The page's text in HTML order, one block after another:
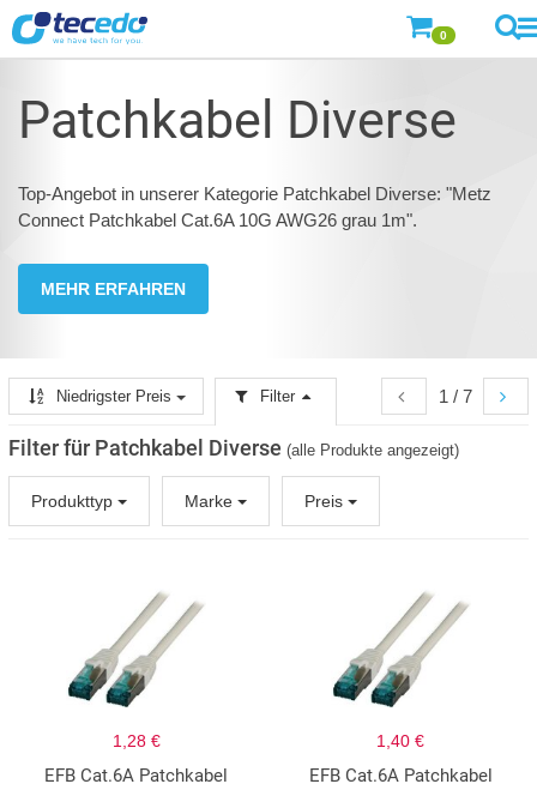
0
Patchkabel Diverse
Top-Angebot in unserer Kategorie Patchkabel Diverse: "Metz
Connect Patchkabel Cat.6A 10G AWG26 grau 1m".
MEHR ERFAHREN
1 / 7
Niedrigster Preis Filter
Filter für Patchkabel Diverse (alle Produkte angezeigt)
Produkttyp Marke Preis
1,28 €
EFB Cat.6A Patchkabel
1,40 €
EFB Cat.6A Patchkabel